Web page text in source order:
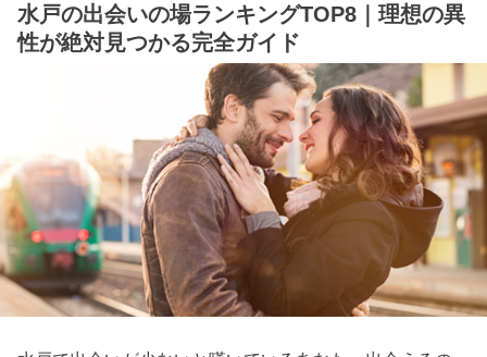
水戸の出会いの場ランキングTOP8｜理想の異
性が絶対見つかる完全ガイド